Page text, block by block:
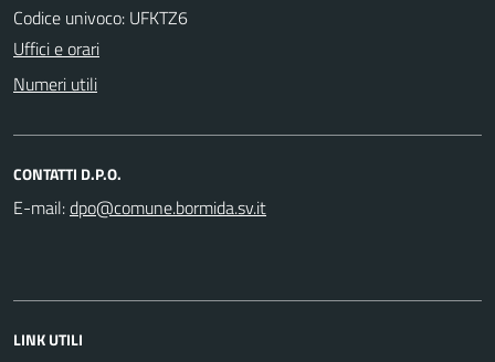
Codice univoco: UFKTZ6
Uffici e orari
Numeri utili
CONTATTI D.P.O.
E-mail:
LINK UTILI